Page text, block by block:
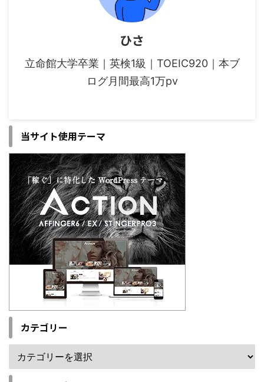
ひさ
立命館大学卒業｜英検1級｜TOEIC920｜本ブ
ログ月間最高1万pv
当サイト使用テーマ
カテゴリー